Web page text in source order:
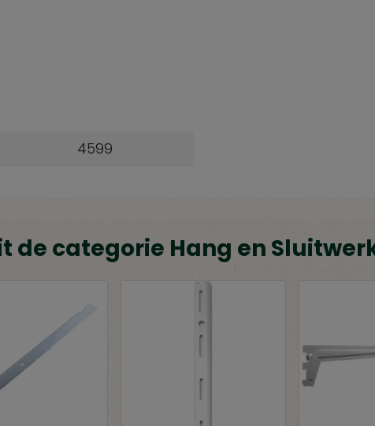
4599
de categorie Hang en